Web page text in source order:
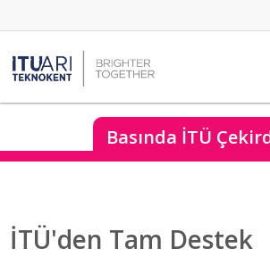
Basında İTÜ
İTÜ'den Tam Destek